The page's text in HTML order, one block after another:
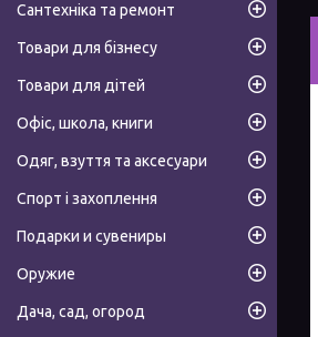
Сантехніка та ремонт
Товари для бізнесу
Товари для дітей
Офіс, школа, книги
Одяг, взуття та аксесуари
Спорт і захоплення
Подарки и сувениры
Оружие
Дача, сад, огород